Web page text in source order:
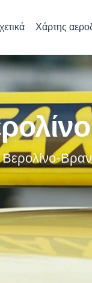
Χάρτης
Βερολίνο-